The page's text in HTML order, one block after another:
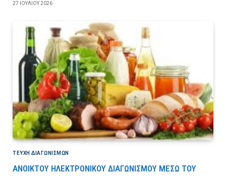
27 ΙΟΥΛΊΟΥ 2026
ΤΕΎΧΗ ΔΙΑΓΩΝΙΣΜΏΝ
ΑΝΟΙΚΤΟΥ ΗΛΕΚΤΡΟΝΙΚΟΥ ΔΙΑΓΩΝΙΣΜΟΥ ΜΕΣΩ ΤΟΥ